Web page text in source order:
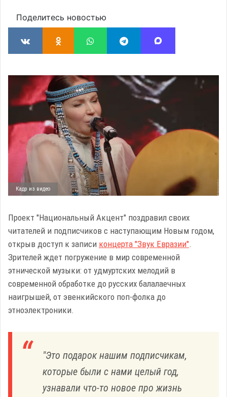
Поделитесь новостью
Кадр из видео
Проект "Национальный Акцент" поздравил своих
читателей и подписчиков с наступающим Новым годом,
открыв доступ к записи концерта "Звук Евразии".
Зрителей ждет погружение в мир современной
этнической музыки: от удмуртских мелодий в
современной обработке до русских балалаечных
наигрышей, от эвенкийского поп-фолка до
этноэлектроники.
"Это подарок нашим подписчикам,
которые были с нами целый год,
узнавали что-то новое про жизнь